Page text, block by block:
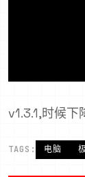
v1.3.1,时候
TAGS: 电脑